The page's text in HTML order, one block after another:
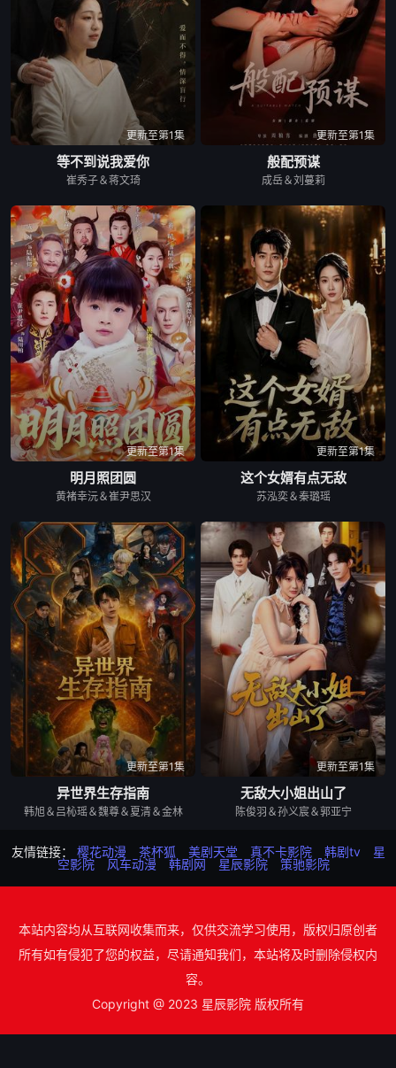
更新至第1集
等不到说我爱你
崔秀子＆蒋文琦
更新至第1集
般配预谋
成岳＆刘蔓莉
更新至第1集
明月照团圆
黄褚幸沅＆崔尹思汉
更新至第1集
这个女婿有点无敌
苏泓奕＆秦璐瑶
更新至第1集
异世界生存指南
韩旭＆吕杺瑶＆魏尊＆夏清＆金林
更新至第1集
无敌大小姐出山了
陈俊羽＆孙义宸＆郭亚宁
友情链接： 樱花动漫 茶杯狐 美剧天堂 真不卡影院 韩剧tv
星
空影院
风车动漫 韩剧网 星辰影院 策驰影院
本站内容均从互联网收集而来，仅供交流学习使用，版权归原创者
所有如有侵犯了您的权益，尽请通知我们，本站将及时删除侵权内
容。
Copyright @ 2023 星辰影院 版权所有